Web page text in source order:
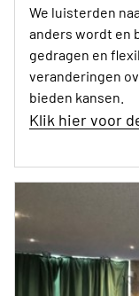
We luisterden
anders wordt en
gedragen en
veranderingen
bieden kansen.
Klik hier voor